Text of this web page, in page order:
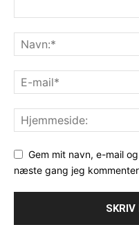
Gem mit navn, e-mail
næste gang jeg